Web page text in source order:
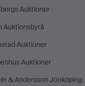
Auktioner
Auktionsbyrå
Auktioner
Auktioner
& Andersson Jönköping